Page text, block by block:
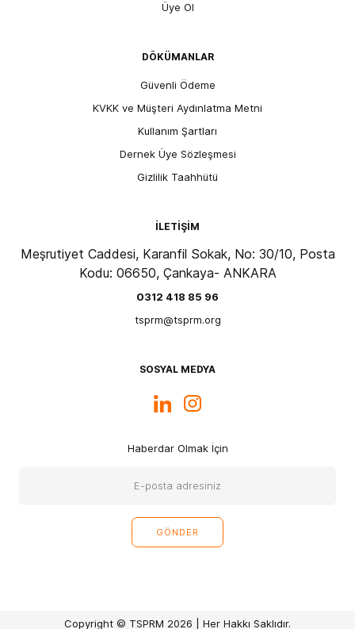
Üye Ol
DÖKÜMANLAR
Güvenli Ödeme
KVKK ve Müşteri Aydınlatma Metni
Kullanım Şartları
Dernek Üye Sözleşmesi
Gizlilik Taahhütü
İLETİŞİM
Meşrutiyet Caddesi, Karanfil Sokak, No: 30/10, Posta
Kodu: 06650, Çankaya- ANKARA
0312 418 85 96
tsprm@tsprm.org
SOSYAL MEDYA
Haberdar Olmak İçin
Copyright © TSPRM 2026 | Her Hakkı Saklıdır.